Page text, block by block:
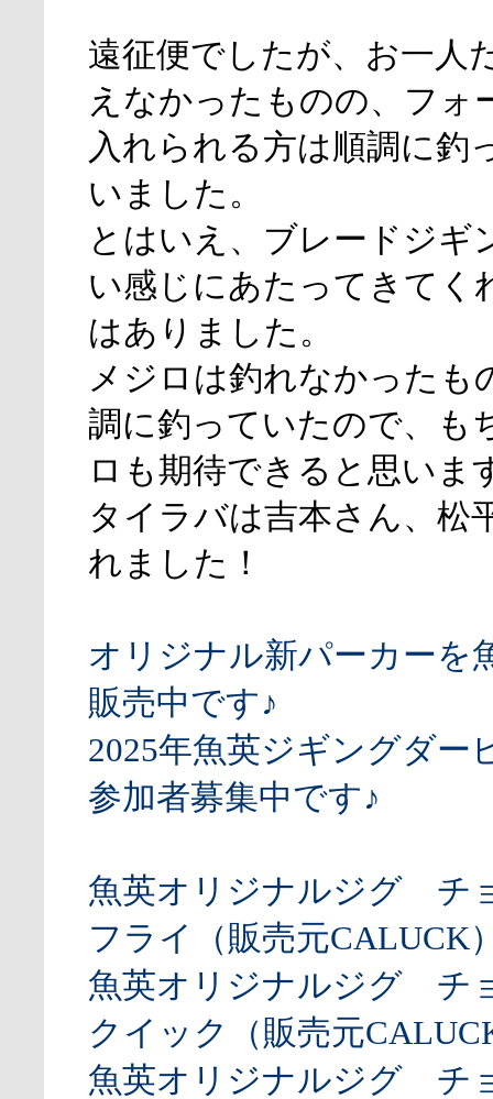
遠征便でしたが、お一人
えなかったものの、フォ
入れられる方は順調に釣
いました。
とはいえ、ブレードジギ
い感じにあたってきてく
はありました。
メジロは釣れなかったも
調に釣っていたので、も
ロも期待できると思いま
タイラバは吉本さん、松
れました！
オリジナル新パーカーを
販売中です♪
2025年魚英ジギングダー
参加者募集中です♪
魚英オリジナルジグ チ
フライ（販売元CALUCK
魚英オリジナルジグ チ
クイック（販売元
魚英オリジナルジグ チ